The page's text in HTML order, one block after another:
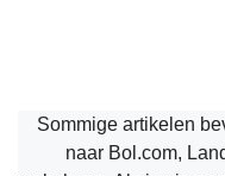
Sommige artikelen
naar Bol.com,